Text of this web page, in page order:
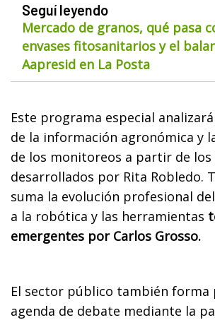
Seguí leyendo
Mercado de granos, qué pasa
envases fitosanitarios y el
Aapresid en La Posta
Este programa especial
de la información agronómica y
de los monitoreos a partir de los
desarrollados por Rita Robledo.
suma la evolución profesional
a la robótica y las herramientas
emergentes por Carlos Grosso.
El sector público también forma
agenda de debate mediante la